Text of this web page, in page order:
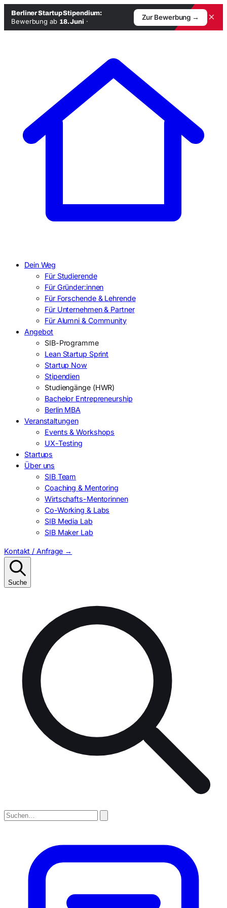
Berliner Startup Stipendium:
Bewerbung ab 18. Juni ·
Zur Bewerbung → ×
Dein Weg
Für Studierende
Für Gründer:innen
Für Forschende & Lehrende
Für Unternehmen & Partner
Für Alumni & Community
Angebot
SIB-Programme
Lean Startup Sprint
Startup Now
Stipendien
Studiengänge (HWR)
Bachelor Entrepreneurship
Berlin MBA
Veranstaltungen
Events & Workshops
UX-Testing
Startups
Über uns
SIB Team
Coaching & Mentoring
Wirtschafts-Mentorinnen
Co-Working & Labs
SIB Media Lab
SIB Maker Lab
Kontakt / Anfrage →
Suche